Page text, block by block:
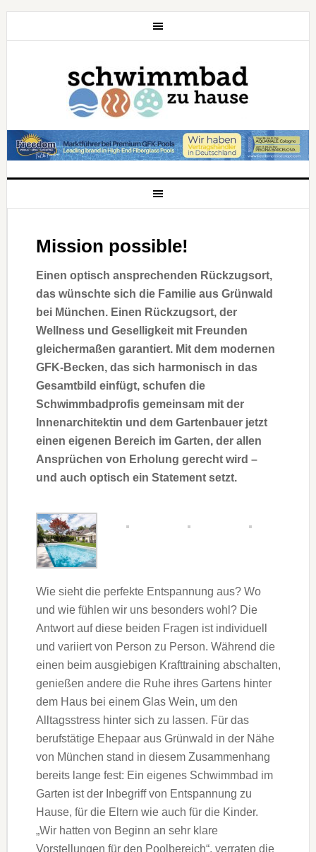
Mission possible!
Einen optisch ansprechenden Rückzugsort,
das wünschte sich die Familie aus Grünwald
bei München. Einen Rückzugsort, der
Wellness und Geselligkeit mit Freunden
gleichermaßen garantiert. Mit dem modernen
GFK-Becken, das sich harmonisch in das
Gesamtbild einfügt, schufen die
Schwimmbadprofis gemeinsam mit der
Innenarchitektin und dem Gartenbauer jetzt
einen eigenen Bereich im Garten, der allen
Ansprüchen von Erholung gerecht wird –
und auch optisch ein Statement setzt.
Wie sieht die perfekte Entspannung aus? Wo
und wie fühlen wir uns besonders wohl? Die
Antwort auf diese beiden Fragen ist individuell
und variiert von Person zu Person. Während die
einen beim ausgiebigen Krafttraining abschalten,
genießen andere die Ruhe ihres Gartens hinter
dem Haus bei einem Glas Wein, um den
Alltagsstress hinter sich zu lassen. Für das
berufstätige Ehepaar aus Grünwald in der Nähe
von München stand in diesem Zusammenhang
bereits lange fest: Ein eigenes Schwimmbad im
Garten ist der Inbegriff von Entspannung zu
Hause, für die Eltern wie auch für die Kinder.
„Wir hatten von Beginn an sehr klare
Vorstellungen für den Poolbereich“, verraten die